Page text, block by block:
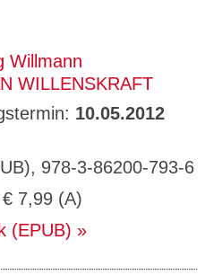
Willmann
WILLENSKRAFT
10.05.2012
978-3-86200-793-6
€ 7,99 (A)
(EPUB)